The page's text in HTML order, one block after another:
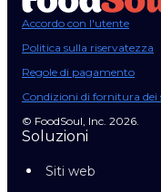
Accordo con l'utente
Politica sulla riservatezza
Regole di pagamento
Condizioni di fornitura dei
© FoodSoul, Inc. 2026.
Soluzioni
Siti web